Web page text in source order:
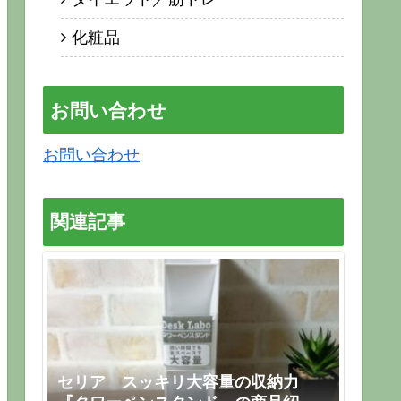
化粧品
お問い合わせ
お問い合わせ
関連記事
セリア スッキリ大容量の収納力